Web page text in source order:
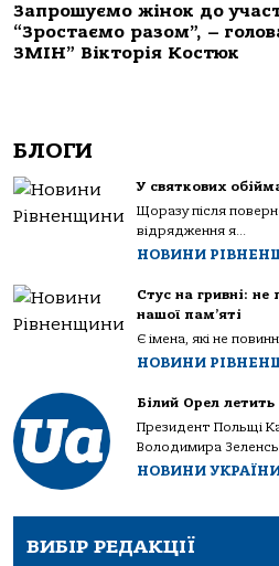
Запрошуємо жінок до
“Зростаємо разом”, –
ЗМІН” Вікторія Костюк
БЛОГИ
У святкових
Щоразу після
відрядження я...
НОВИНИ
Стус на гривні:
нашої пам’яті
Є імена, які не
НОВИНИ
Білий Орел
Президент Польщі
Володимира
НОВИНИ
ВИБІР РЕДАКЦІЇ